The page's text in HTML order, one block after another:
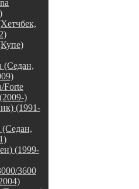
(Седан,
Forte
)
(1991-
(Седан,
(1999-
3600